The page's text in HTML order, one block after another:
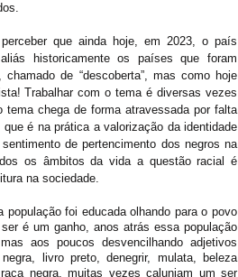
que ainda hoje, em 2023, o país
historicamente os países que foram
de “descoberta”, mas como hoje
Trabalhar com o tema é diversas vezes
tema chega de forma atravessada por falta
é na prática a valorização da identidade
de pertencimento dos negros na
os âmbitos da vida a questão racial é
na sociedade.
foi educada olhando para o povo
é um ganho, anos atrás essa população
aos poucos desvencilhando adjetivos
livro preto, denegrir, mulata, beleza
negra, muitas vezes caluniam um ser